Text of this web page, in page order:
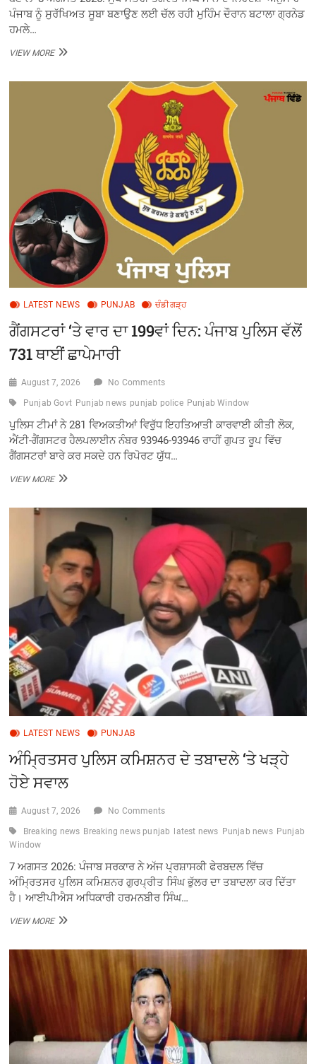
ਪੰਜਾਬ ਨੂੰ ਸੁਰੱਖਿਅਤ ਸੂਬਾ ਬਣਾਉਣ ਲਈ ਚੱਲ ਰਹੀ ਮੁਹਿੰਮ ਦੌਰਾਨ ਬਟਾਲਾ ਗ੍ਰਨੇਡ
ਹਮਲੇ…
VIEW MOREਬਟਾਲਾ
LATEST NEWS PUNJAB ਚੰਡੀਗੜ੍ਹ
ਗੈਂਗਸਟਰਾਂ ‘ਤੇ ਵਾਰ ਦਾ 199ਵਾਂ ਦਿਨ: ਪੰਜਾਬ ਪੁਲਿਸ ਵੱਲੋਂ
731 ਥਾਈਂ ਛਾਪੇਮਾਰੀ
August 7, 2026 No Comments
Punjab Govt Punjab news punjab police Punjab Window
ਪੁਲਿਸ ਟੀਮਾਂ ਨੇ 281 ਵਿਅਕਤੀਆਂ ਵਿਰੁੱਧ ਇਹਤਿਆਤੀ ਕਾਰਵਾਈ ਕੀਤੀ ਲੋਕ,
ਐਂਟੀ-ਗੈਂਗਸਟਰ ਹੈਲਪਲਾਈਨ ਨੰਬਰ 93946-93946 ਰਾਹੀਂ ਗੁਪਤ ਰੂਪ ਵਿੱਚ
ਗੈਂਗਸਟਰਾਂ ਬਾਰੇ ਕਰ ਸਕਦੇ ਹਨ ਰਿਪੋਰਟ ਯੁੱਧ…
VIEW MOREਗੈਂਗਸਟਰਾਂ
199ਵਾਂ
ਦਿਨ:
ਪੰਜਾਬ
ਪੁਲਿਸ
731
ਥਾਈਂ
ਛਾਪੇਮਾਰੀ
LATEST NEWS PUNJAB
ਅੰਮ੍ਰਿਤਸਰ ਪੁਲਿਸ ਕਮਿਸ਼ਨਰ ਦੇ ਤਬਾਦਲੇ ‘ਤੇ ਖੜ੍ਹੇ
ਹੋਏ ਸਵਾਲ
August 7, 2026 No Comments
Breaking news Breaking news punjab latest news Punjab news Punjab
Window
7 ਅਗਸਤ 2026: ਪੰਜਾਬ ਸਰਕਾਰ ਨੇ ਅੱਜ ਪ੍ਰਸ਼ਾਸਕੀ ਫੇਰਬਦਲ ਵਿੱਚ
ਅੰਮ੍ਰਿਤਸਰ ਪੁਲਿਸ ਕਮਿਸ਼ਨਰ ਗੁਰਪ੍ਰੀਤ ਸਿੰਘ ਭੁੱਲਰ ਦਾ ਤਬਾਦਲਾ ਕਰ ਦਿੱਤਾ
ਹੈ। ਆਈਪੀਐਸ ਅਧਿਕਾਰੀ ਹਰਮਨਬੀਰ ਸਿੰਘ…
VIEW MOREਅੰਮ੍ਰਿਤਸਰ